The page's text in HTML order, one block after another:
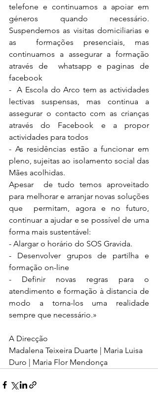
telefone e continuamos a apoiar em
géneros quando necessário.
Suspendemos as visitas domiciliarias e
as  formações presenciais, mas
continuamos a assegurar a formação
através de  whatsapp e paginas de
facebook
-  A Escola do Arco tem as actividades
lectivas suspensas, mas continua a
assegurar o contacto com as crianças
através do Facebook e a propor
actividades para todos
- As residências estão a funcionar em
pleno, sujeitas ao isolamento social das
Mães acolhidas.
Apesar  de tudo temos aproveitado
para melhorar e arranjar novas soluções
que  permitam, agora e no futuro,
continuar a ajudar e se possível de uma
forma mais sustentável:
- Alargar o horário do SOS Gravida.
- Desenvolver grupos de partilha e
formação on-line
- Definir novas regras para o
atendimento e formação à distancia de
modo a torna-los uma realidade
sempre que necessário.»
A Direcção
Madalena Teixeira Duarte | Maria Luisa
Duro | Maria Flor Mendonça